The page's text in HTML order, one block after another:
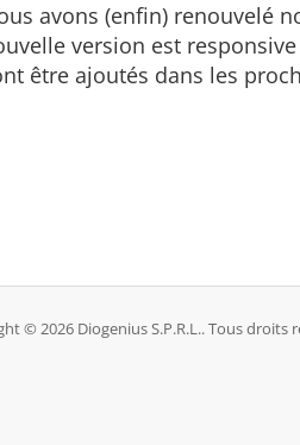
avons (enfin) renouvelé
version est
être ajoutés dans les
© 2026 Diogenius S.P.R.L.. Tous droits